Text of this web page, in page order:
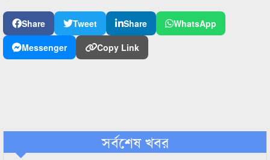
Share Tweet Share
WhatsApp
Messenger
Copy Link
সর্বশেষ খবর